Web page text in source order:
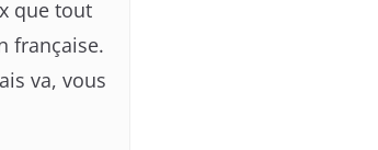
que tout
française.
va, vous